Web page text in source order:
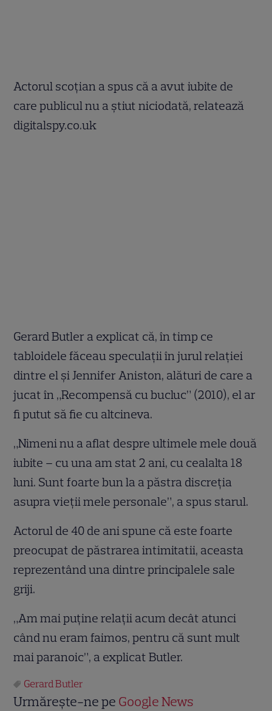
Actorul scoţian a spus că a avut iubite de
care publicul nu a ştiut niciodată, relatează
digitalspy.co.uk
Gerard Butler a explicat că, în timp ce
tabloidele făceau speculaţii în jurul relaţiei
dintre el şi Jennifer Aniston, alături de care a
jucat în „Recompensă cu bucluc” (2010), el ar
fi putut să fie cu altcineva.
„Nimeni nu a aflat despre ultimele mele două
iubite – cu una am stat 2 ani, cu cealalta 18
luni. Sunt foarte bun la a păstra discreţia
asupra vieţii mele personale”, a spus starul.
Actorul de 40 de ani spune că este foarte
preocupat de păstrarea intimitatii, aceasta
reprezentând una dintre principalele sale
griji.
„Am mai puţine relaţii acum decât atunci
când nu eram faimos, pentru că sunt mult
mai paranoic”, a explicat Butler.
Gerard Butler
Urmărește-ne pe Google News